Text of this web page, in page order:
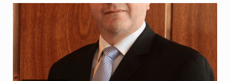
El presidente de la República se encontraba en el aeropuerto…